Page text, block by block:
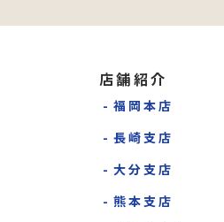
店舗紹介
福岡本店
長崎支店
大分支店
熊本支店